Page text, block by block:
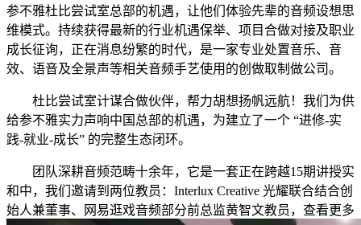
参不雅杜比尝试室总部的机遇，让他们体验先辈的音频设想思
维模式。持续获得最新的行业机遇保举、项目合做对接及职业
成长征询，正在消息纷繁的时代，是一家专业处置音乐、音
效、语音及全景声等相关音频手艺使用的创做取制做公司。
杜比尝试室计谋合做伙伴，帮力胡想扬帆远航！我们为供
给参不雅实力声响中国总部的机遇，为建立了一个 “进修-实
践-就业-成长” 的完整生态闭环。
团队深耕音频范畴十余年，它是一套正在跨越15期讲授实
和中，我们邀请到两位教员：Interlux Creative 光耀联合结合创
始人兼董事、网易逛戏音频部分前总监黄智文教员，查看更多